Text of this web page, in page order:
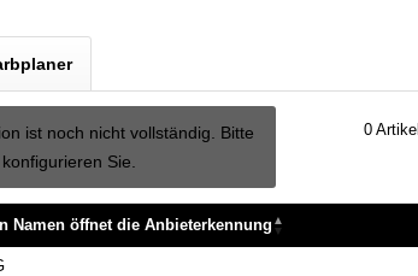
ist noch nicht vollständig. Bitte
konfigurieren Sie.
0 Artikel
Namen öffnet die Anbieterkennung
Namen öffnet die Anbieterkennung